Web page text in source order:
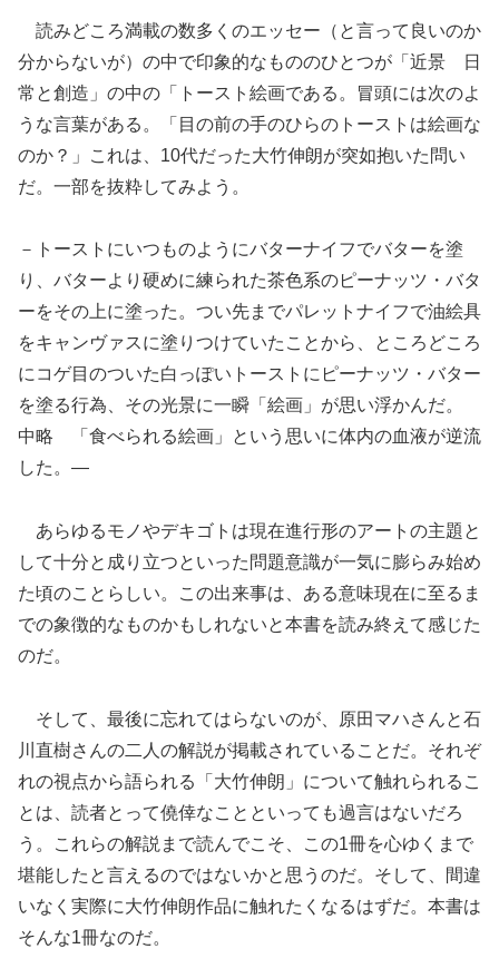
読みどころ満載の数多くのエッセー（と言って良いのか
分からないが）の中で印象的なもののひとつが「近景 日
常と創造」の中の「トースト絵画である。冒頭には次のよ
うな言葉がある。「目の前の手のひらのトーストは絵画な
のか？」これは、10代だった大竹伸朗が突如抱いた問い
だ。一部を抜粋してみよう。
－トーストにいつものようにバターナイフでバターを塗
り、バターより硬めに練られた茶色系のピーナッツ・バタ
ーをその上に塗った。つい先までパレットナイフで油絵具
をキャンヴァスに塗りつけていたことから、ところどころ
にコゲ目のついた白っぽいトーストにピーナッツ・バター
を塗る行為、その光景に一瞬「絵画」が思い浮かんだ。
中略 「食べられる絵画」という思いに体内の血液が逆流
した。―
あらゆるモノやデキゴトは現在進行形のアートの主題と
して十分と成り立つといった問題意識が一気に膨らみ始め
た頃のことらしい。この出来事は、ある意味現在に至るま
での象徴的なものかもしれないと本書を読み終えて感じた
のだ。
そして、最後に忘れてはらないのが、原田マハさんと石
川直樹さんの二人の解説が掲載されていることだ。それぞ
れの視点から語られる「大竹伸朗」について触れられるこ
とは、読者とって僥倖なことといっても過言はないだろ
う。これらの解説まで読んでこそ、この1冊を心ゆくまで
堪能したと言えるのではないかと思うのだ。そして、間違
いなく実際に大竹伸朗作品に触れたくなるはずだ。本書は
そんな1冊なのだ。